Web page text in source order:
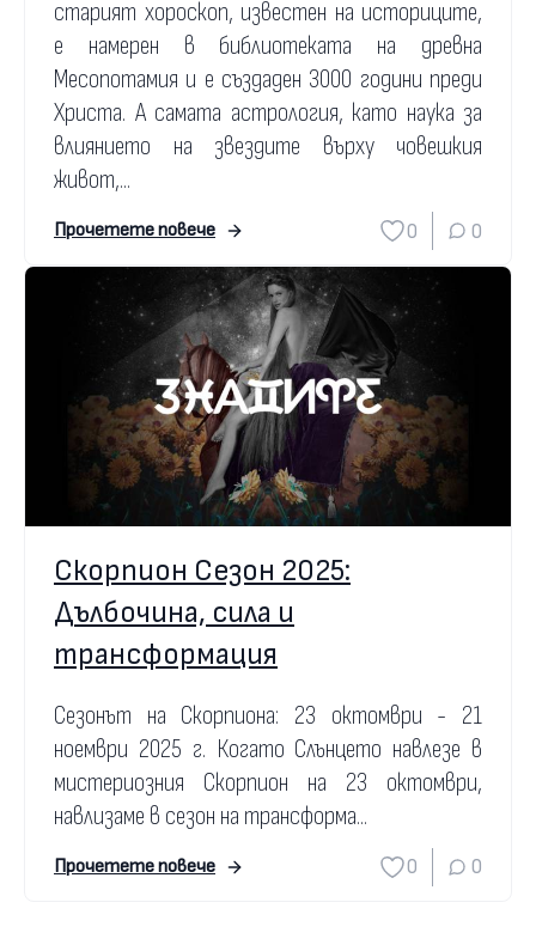
старият хороскоп, известен на историците,
е намерен в библиотеката на древна
Месопотамия и е създаден 3000 години преди
Христа. А самата астрология, като наука за
влиянието на звездите върху човешкия
живот,...
Прочетете повече 0 0
Скорпион Сезон 2025:
Дълбочина, сила и
трансформация
Сезонът на Скорпиона: 23 октомври - 21
ноември 2025 г. Когато Слънцето навлезе в
мистериозния Скорпион на 23 октомври,
навлизаме в сезон на трансформа...
Прочетете повече 0 0